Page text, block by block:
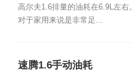
高尔夫1.6排量的油耗在6.9L左右
对于家用来说是非常足...
速腾1.6手动油耗